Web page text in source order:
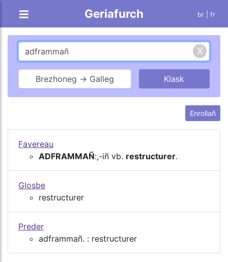
Geriafurch br | fr
Brezhoneg → Galleg
Enrollañ
Favereau
ADFRAMMAÑ:,-iñ vb. restructurer.
Glosbe
restructurer
Preder
adframmañ. : restructurer